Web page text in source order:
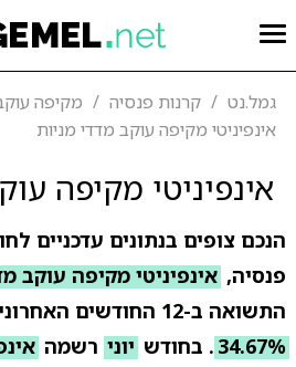
גמל.נט קרנות פנסיה
מקיפה
אינפיניטי מקיפה עוקב מדדי מניות
אינפיניטי מקיפה
הנכם צופים בנתונים עדכניים
פנסיה, אינפיניטי מקיפה עוקב מדדי
התשואה ב-12 החודשים האחרונים עומדת על
34.67% . בחודש יוני רשמה